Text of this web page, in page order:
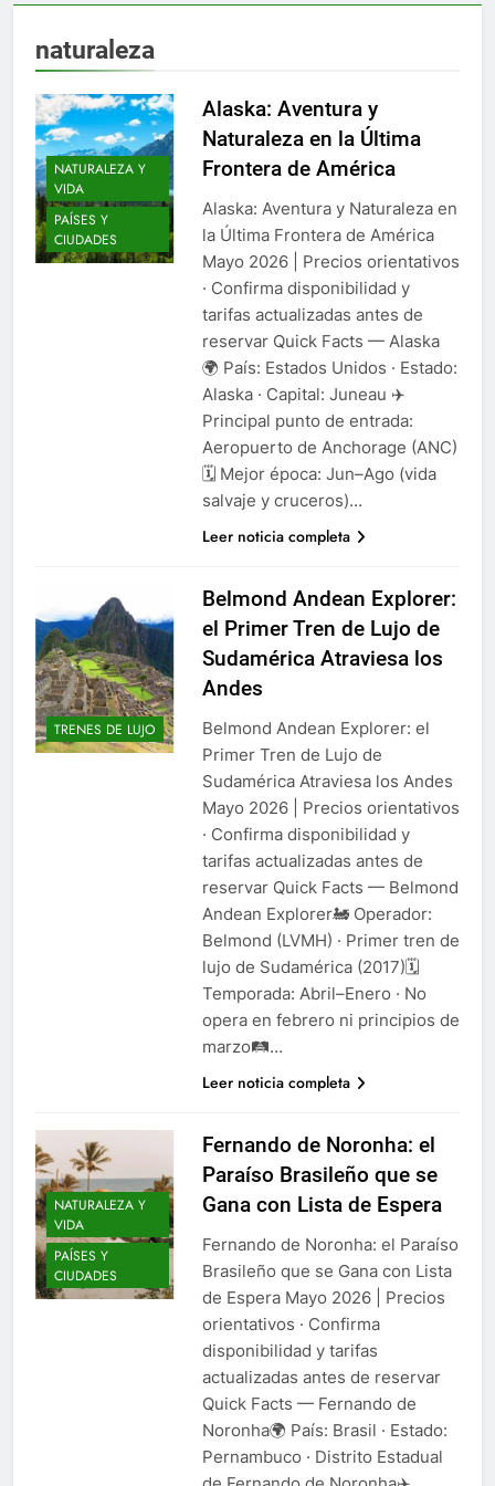
naturaleza
NATURALEZA Y
VIDA
PAÍSES Y
CIUDADES
Alaska: Aventura y
Naturaleza en la Última
Frontera de América
Alaska: Aventura y Naturaleza en
la Última Frontera de América
Mayo 2026 | Precios orientativos
· Confirma disponibilidad y
tarifas actualizadas antes de
reservar Quick Facts — Alaska
🌍 País: Estados Unidos · Estado:
Alaska · Capital: Juneau ✈️
Principal punto de entrada:
Aeropuerto de Anchorage (ANC)
🗓️ Mejor época: Jun–Ago (vida
salvaje y cruceros)…
Leer noticia completa
TRENES DE LUJO
Belmond Andean Explorer:
el Primer Tren de Lujo de
Sudamérica Atraviesa los
Andes
Belmond Andean Explorer: el
Primer Tren de Lujo de
Sudamérica Atraviesa los Andes
Mayo 2026 | Precios orientativos
· Confirma disponibilidad y
tarifas actualizadas antes de
reservar Quick Facts — Belmond
Andean Explorer🚂 Operador:
Belmond (LVMH) · Primer tren de
lujo de Sudamérica (2017)🗓️
Temporada: Abril–Enero · No
opera en febrero ni principios de
marzo🛤️…
Leer noticia completa
NATURALEZA Y
VIDA
PAÍSES Y
CIUDADES
Fernando de Noronha: el
Paraíso Brasileño que se
Gana con Lista de Espera
Fernando de Noronha: el Paraíso
Brasileño que se Gana con Lista
de Espera Mayo 2026 | Precios
orientativos · Confirma
disponibilidad y tarifas
actualizadas antes de reservar
Quick Facts — Fernando de
Noronha🌍 País: Brasil · Estado:
Pernambuco · Distrito Estadual